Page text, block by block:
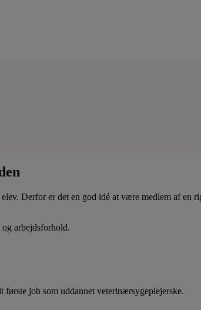
Derfor er det en god idé at være medlem af en
arbejdsforhold.
job som uddannet veterinærsygeplejerske.